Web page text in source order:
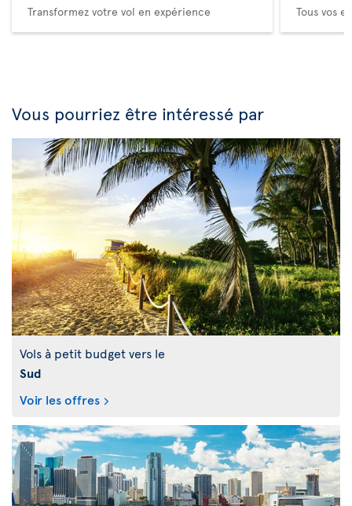
Transformez votre vol en expérience Tous vos
Vous pourriez être intéressé par
Vols à petit budget vers le
Sud
Voir les offres